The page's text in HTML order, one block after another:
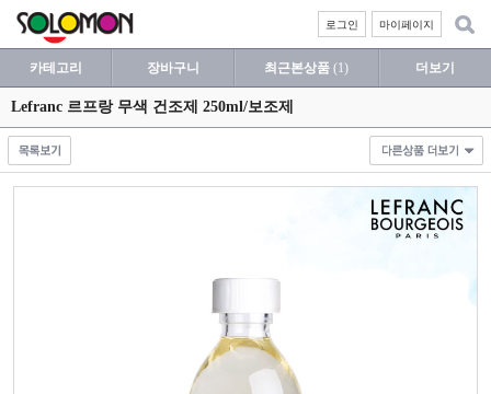
마이페이지
로그인
카테고리 장바구니 최근본상품 (1) 더보기
Lefranc 르프랑 무색 건조제 250ml/보조제